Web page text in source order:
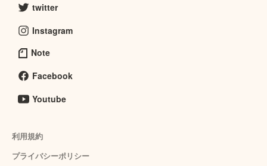
twitter
Instagram
Note
Facebook
Youtube
利用規約
プライバシーポリシー